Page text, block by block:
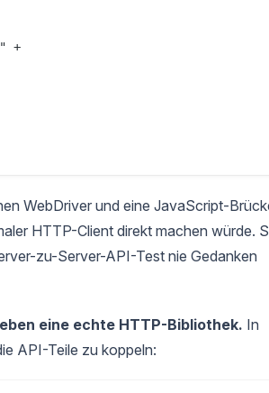
+
WebDriver und eine JavaScript-
HTTP-Client direkt machen würde.
zu-Server-API-Test nie Gedanken
eine echte HTTP-Bibliothek. In
API-Teile zu koppeln: